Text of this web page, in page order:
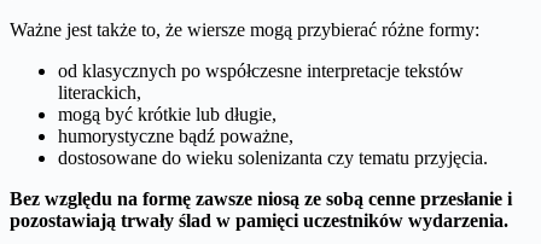
Ważne jest także to, że wiersze mogą przybierać różne formy:
od klasycznych po współczesne interpretacje tekstów
literackich,
mogą być krótkie lub długie,
humorystyczne bądź poważne,
dostosowane do wieku solenizanta czy tematu przyjęcia.
Bez względu na formę zawsze niosą ze sobą cenne przesłanie i
pozostawiają trwały ślad w pamięci uczestników wydarzenia.